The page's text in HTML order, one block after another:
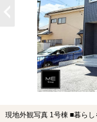
現地外観写真 1号棟 ■暮ら